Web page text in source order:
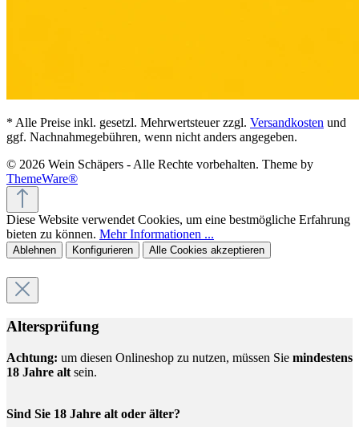
* Alle Preise inkl. gesetzl. Mehrwertsteuer zzgl. Versandkosten und
ggf. Nachnahmegebühren, wenn nicht anders angegeben.
© 2026 Wein Schäpers - Alle Rechte vorbehalten. Theme by
ThemeWare®
Diese Website verwendet Cookies, um eine bestmögliche Erfahrung
bieten zu können. Mehr Informationen ...
Ablehnen Konfigurieren Alle Cookies akzeptieren
Altersprüfung
Achtung: um diesen Onlineshop zu nutzen, müssen Sie mindestens
18 Jahre alt sein.
Sind Sie 18 Jahre alt oder älter?